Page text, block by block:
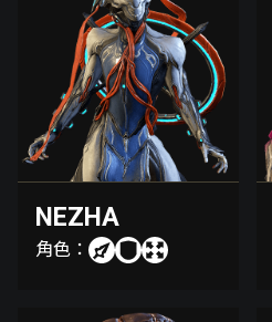
NEZHA
角色：